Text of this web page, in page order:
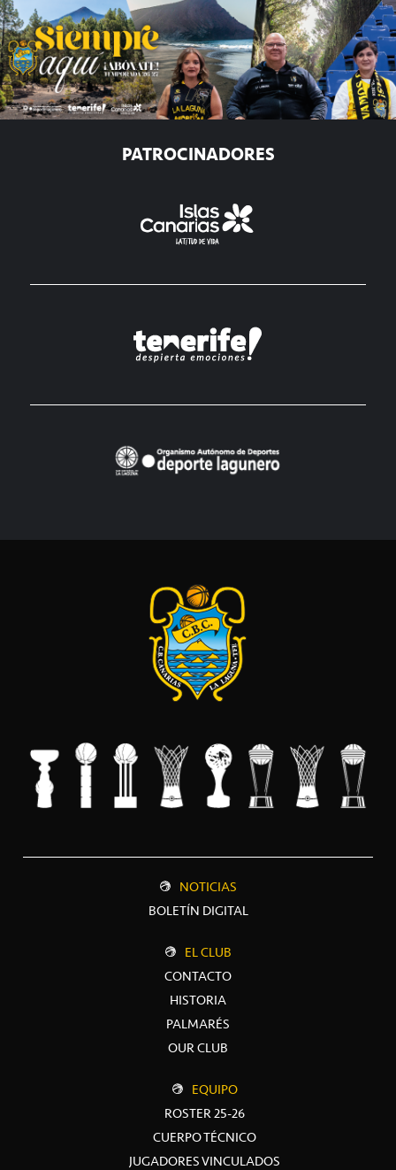
PATROCINADORES
NOTICIAS
BOLETÍN DIGITAL
EL CLUB
CONTACTO
HISTORIA
PALMARÉS
OUR CLUB
EQUIPO
ROSTER 25-26
CUERPO TÉCNICO
JUGADORES VINCULADOS